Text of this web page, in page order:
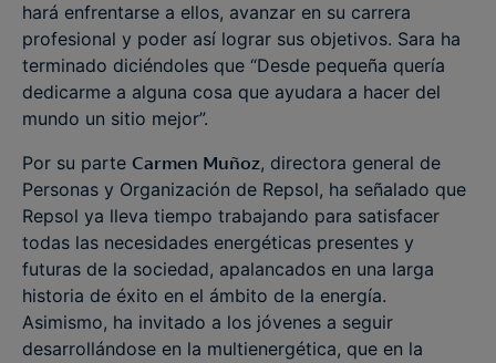
hará enfrentarse a ellos, avanzar en su carrera
profesional y poder así lograr sus objetivos. Sara ha
terminado diciéndoles que “Desde pequeña quería
dedicarme a alguna cosa que ayudara a hacer del
mundo un sitio mejor”.
Por su parte Carmen Muñoz, directora general de
Personas y Organización de Repsol, ha señalado que
Repsol ya lleva tiempo trabajando para satisfacer
todas las necesidades energéticas presentes y
futuras de la sociedad, apalancados en una larga
historia de éxito en el ámbito de la energía.
Asimismo, ha invitado a los jóvenes a seguir
desarrollándose en la multienergética, que en la